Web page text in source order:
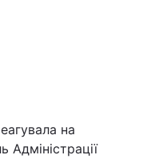
на
Адміністрації